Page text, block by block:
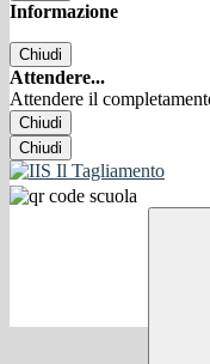
Informazione
Chiudi
Attendere...
Attendere il
Chiudi
Chiudi